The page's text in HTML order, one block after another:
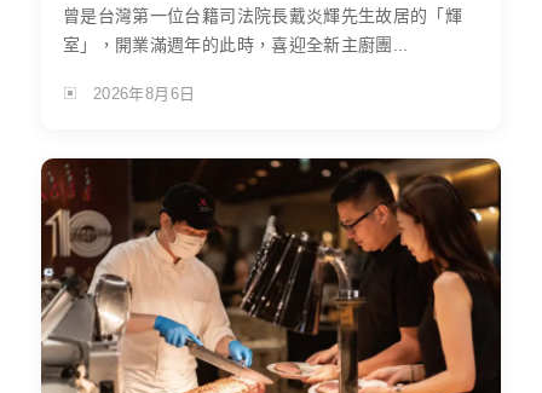
曾是台灣第一位台籍司法院長戴炎輝先生故居的「輝
室」，開業滿週年的此時，喜迎全新主廚團...
2026年8月6日